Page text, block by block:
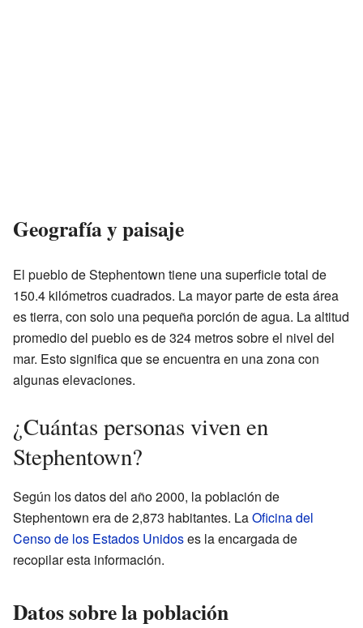
Geografía y paisaje
El pueblo de Stephentown tiene una superficie total de
150.4 kilómetros cuadrados. La mayor parte de esta área
es tierra, con solo una pequeña porción de agua. La altitud
promedio del pueblo es de 324 metros sobre el nivel del
mar. Esto significa que se encuentra en una zona con
algunas elevaciones.
¿Cuántas personas viven en
Stephentown?
Según los datos del año 2000, la población de
Stephentown era de 2,873 habitantes. LaOficina del
Censo de los Estados Unidoses la encargada de
recopilar esta información.
Datos sobre la población